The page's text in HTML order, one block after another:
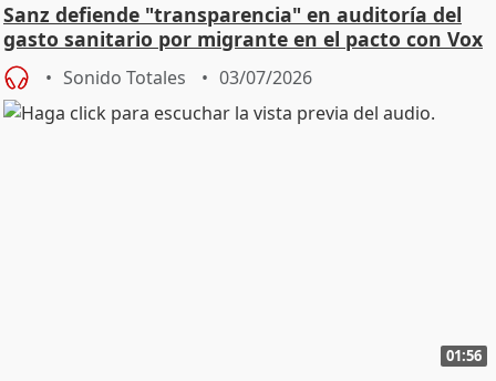
Sanz defiende "transparencia" en auditoría del
gasto sanitario por migrante en el pacto con Vox
Sonido Totales 03/07/2026
01:56